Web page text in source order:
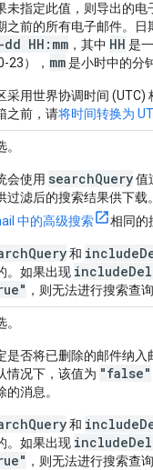
未指定此值，则导出的电
之前的所有电子邮件。日
dd HH:mm ，其中 HH 是
23）， mm是小时中的分
采用世界协调时间 (UTC)
之前，请将时间转换为
。
会使用 searchQuery值
过滤后的搜索结果供下载
中的高级搜索
相同的
和
。如果出现
，则无法进行搜索查询
。
是否将已删除的邮件纳入
情况下，该值为 "false"
的消息。
和
。如果出现
，则无法进行搜索查询